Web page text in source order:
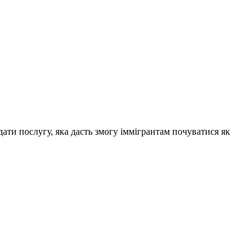
послугу, яка дасть змогу іммігрантам почуватися як